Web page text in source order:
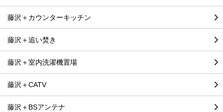
藤沢＋カウンターキッチン
藤沢＋追い焚き
藤沢＋室内洗濯機置場
藤沢＋CATV
藤沢＋BSアンテナ